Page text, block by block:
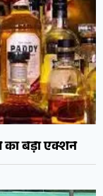
का बड़ा एक्शन